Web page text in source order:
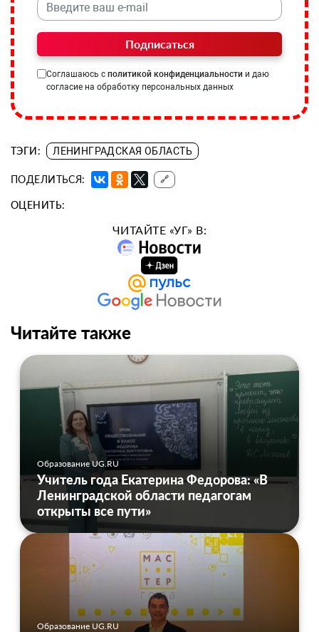
Подписаться
Соглашаюсь с политикой конфиденциальности и даю
согласие на обработку персональных данных
ТЭГИ: ЛЕНИНГРАДСКАЯ ОБЛАСТЬ
ПОДЕЛИТЬСЯ: 🔗
ОЦЕНИТЬ:
ЧИТАЙТЕ «УГ» В:
Читайте также
Образование UG.RU
Учитель года Екатерина Федорова: «В
Ленинградской области педагогам
открыты все пути»
Образование UG.RU